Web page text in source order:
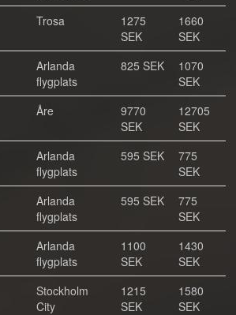
Trosa
1275
SEK
1660
SEK
Arlanda
flygplats
825 SEK
1070
SEK
Åre
9770
SEK
12705
SEK
Arlanda
flygplats
595 SEK
775
SEK
Arlanda
flygplats
595 SEK
775
SEK
Arlanda
flygplats
1100
SEK
1430
SEK
Stockholm
City
1215
SEK
1580
SEK